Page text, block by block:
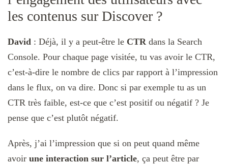
les contenus sur Discover ?
David : Déjà, il y a peut-être le CTR dans la Search
Console. Pour chaque page visitée, tu vas avoir le CTR,
c’est-à-dire le nombre de clics par rapport à l’impression
dans le flux, on va dire. Donc si par exemple tu as un
CTR très faible, est-ce que c’est positif ou négatif ? Je
pense que c’est plutôt négatif.
Après, j’ai l’impression que si on peut quand même
avoir une interaction sur l’article, ça peut être par